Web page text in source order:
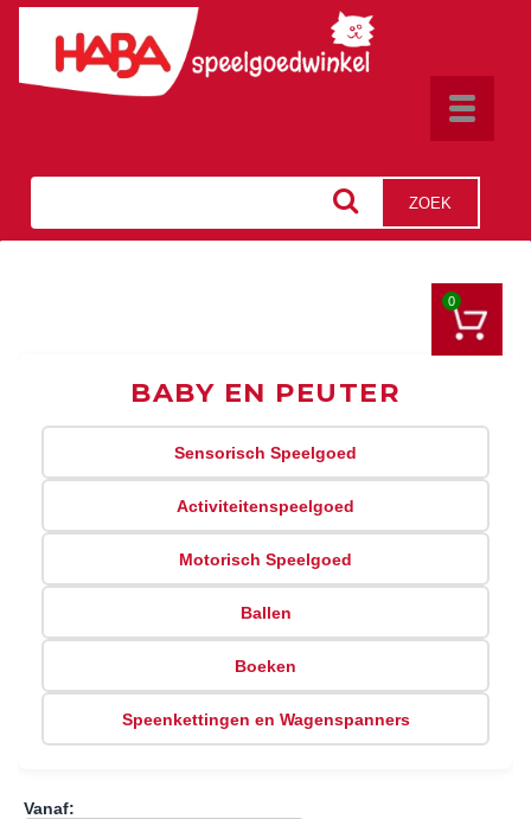
Toggle
ZOEK
0
BABY EN PEUTER
Sensorisch Speelgoed
Activiteitenspeelgoed
Motorisch Speelgoed
Ballen
Boeken
Speenkettingen en Wagenspanners
Vanaf: